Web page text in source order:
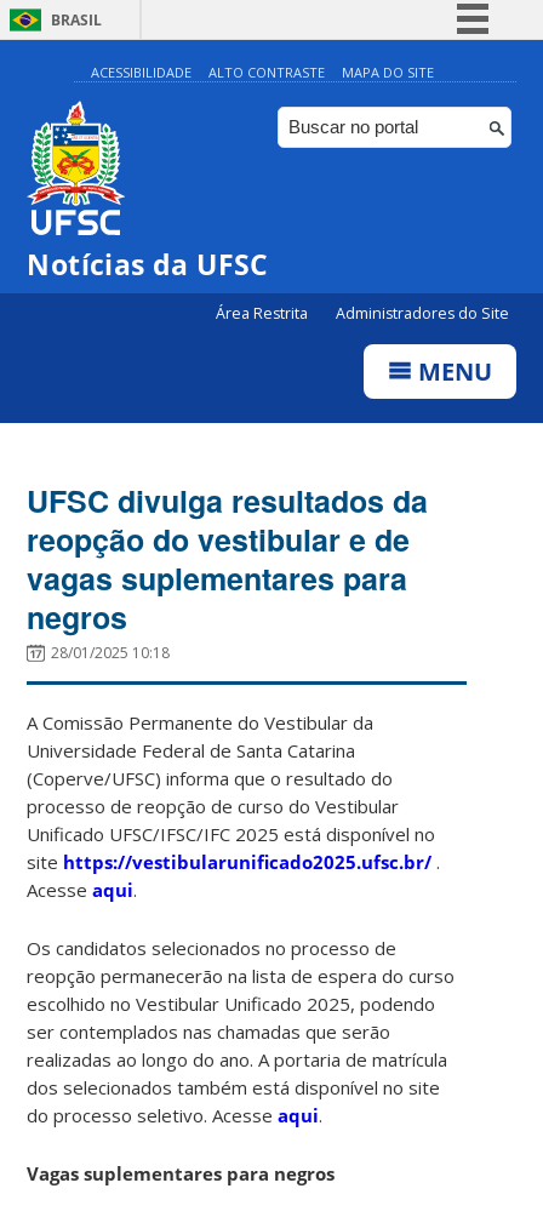
BRASIL
Simplifique!
Comunica BR
Participe
ACESSIBILIDADE ALTO CONTRASTE MAPA DO SITE
Notícias da UFSC
Área Restrita Administradores do Site
MENU
UFSC divulga resultados da
reopção do vestibular e de
vagas suplementares para
negros
28/01/2025 10:18
A Comissão Permanente do Vestibular da
Universidade Federal de Santa Catarina
(Coperve/UFSC) informa que o resultado do
processo de reopção de curso do Vestibular
Unificado UFSC/IFSC/IFC 2025 está disponível no
site https://vestibularunificado2025.ufsc.br/ .
Acesseaqui.
Os candidatos selecionados no processo de
reopção permanecerão na lista de espera do curso
escolhido no Vestibular Unificado 2025, podendo
ser contemplados nas chamadas que serão
realizadas ao longo do ano. A portaria de matrícula
dos selecionados também está disponível no site
do processo seletivo. Acesseaqui.
Vagas suplementares para negros